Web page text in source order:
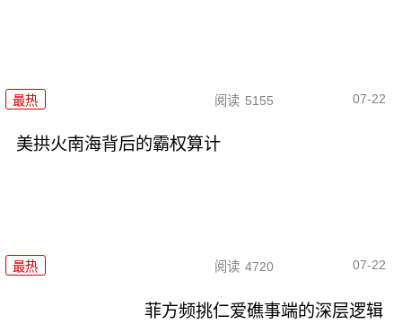
最热 阅读 5155 07-22
美拱火南海背后的霸权算计
最热 阅读 4720 07-22
菲方频挑仁爱礁事端的深层逻辑